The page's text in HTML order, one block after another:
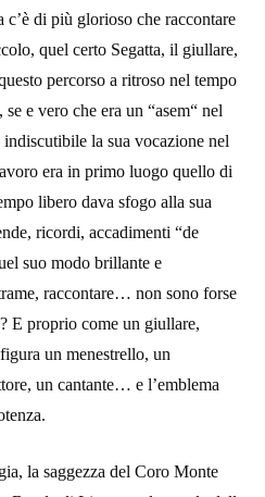
c’è di più glorioso che raccontare
quel certo Segatta, il giullare,
percorso a ritroso nel tempo
e vero che era un “asem“ nel
la sua vocazione nel
era in primo luogo quello di
libero dava sfogo alla sua
ricordi, accadimenti “de
suo modo brillante e
raccontare… non sono forse
E proprio come un giullare,
un menestrello, un
un cantante… e l’emblema
la saggezza del Coro Monte